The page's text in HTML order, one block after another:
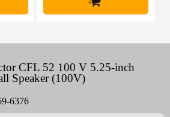
+
CFL 52 100 V 5.25-inch
Speaker (100V)
6376